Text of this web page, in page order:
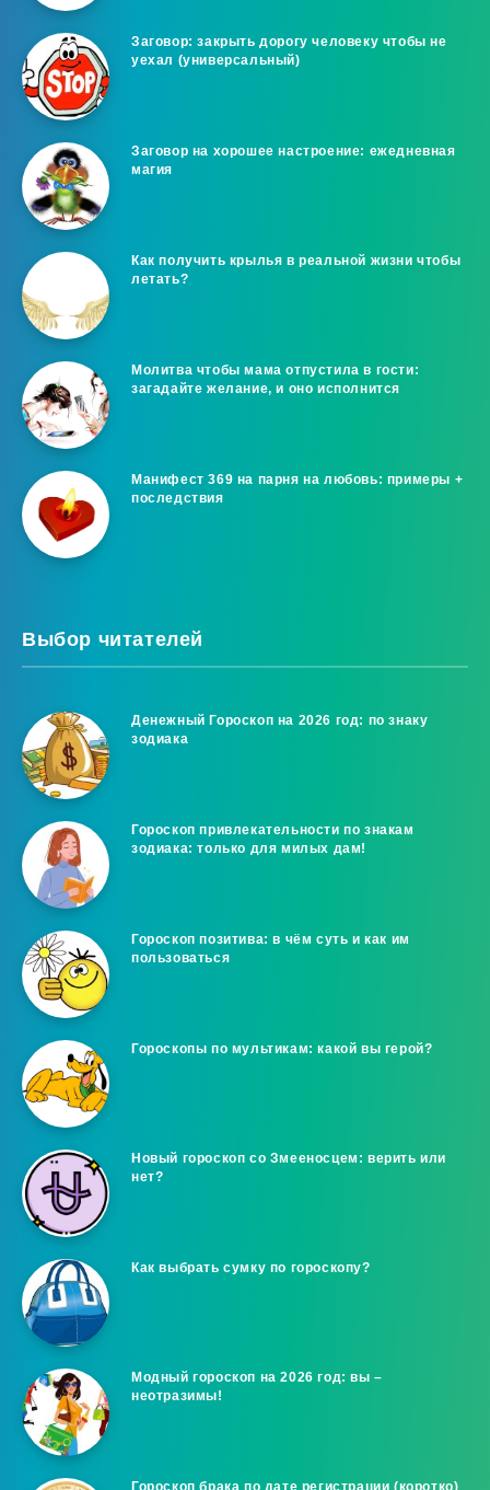
Заговор: закрыть дорогу человеку чтобы не
уехал (универсальный)
Заговор на хорошее настроение: ежедневная
магия
Как получить крылья в реальной жизни чтобы
летать?
Молитва чтобы мама отпустила в гости:
загадайте желание, и оно исполнится
Манифест 369 на парня на любовь: примеры +
последствия
Выбор читателей
Денежный Гороскоп на 2026 год: по знаку
зодиака
Гороскоп привлекательности по знакам
зодиака: только для милых дам!
Гороскоп позитива: в чём суть и как им
пользоваться
Гороскопы по мультикам: какой вы герой?
Новый гороскоп со Змееносцем: верить или
нет?
Как выбрать сумку по гороскопу?
Модный гороскоп на 2026 год: вы –
неотразимы!
Гороскоп брака по дате регистрации (коротко)